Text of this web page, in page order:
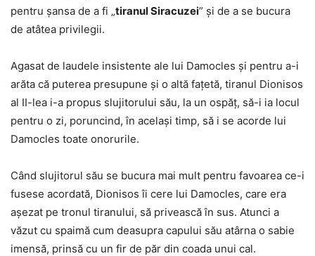
pentru șansa de a fi „tiranul Siracuzei” și de a se bucura
de atâtea privilegii.
Agasat de laudele insistente ale lui Damocles și pentru a-i
arăta că puterea presupune și o altă fațetă, tiranul Dionisos
al II-lea i-a propus slujitorului său, la un ospăț, să-i ia locul
pentru o zi, poruncind, în același timp, să i se acorde lui
Damocles toate onorurile.
Când slujitorul său se bucura mai mult pentru favoarea ce-i
fusese acordată, Dionisos îi cere lui Damocles, care era
așezat pe tronul tiranului, să privească în sus. Atunci a
văzut cu spaimă cum deasupra capului său atârna o sabie
imensă, prinsă cu un fir de păr din coada unui cal.